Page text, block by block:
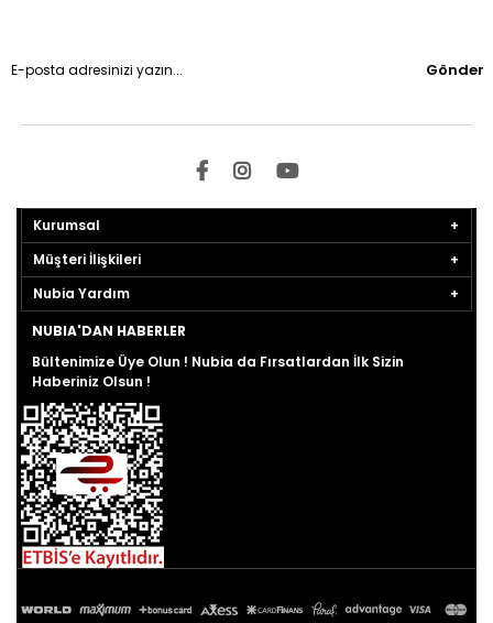
Gönder
Kurumsal
Müşteri İlişkileri
Nubia Yardım
NUBIA'DAN HABERLER
Bültenimize Üye Olun ! Nubia da Fırsatlardan İlk Sizin
Haberiniz Olsun !